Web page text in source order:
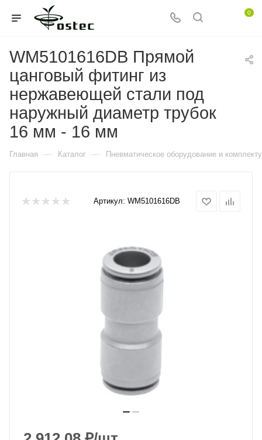
0
WM5101616DB Прямой
цанговый фитинг из
нержавеющей стали под
наружный диаметр трубок
16 мм - 16 мм
Главная — Каталог — Пневматическое оборудование и
Артикул: WM5101616DB